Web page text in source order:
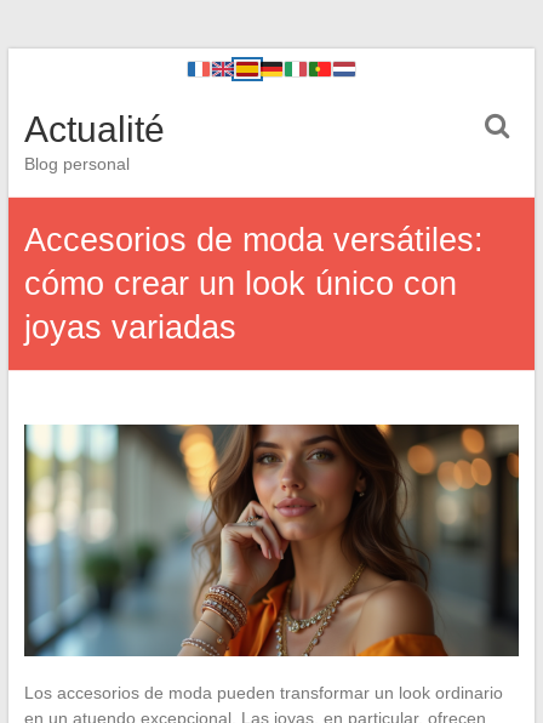
Actualité
Blog personal
Accesorios de moda versátiles:
cómo crear un look único con
joyas variadas
Los accesorios de moda pueden transformar un look ordinario
en un atuendo excepcional. Las joyas, en particular, ofrecen